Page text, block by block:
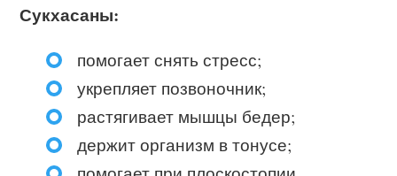
Сукхасаны:
помогает снять стресс;
укрепляет позвоночник;
растягивает мышцы бедер;
держит организм в тонусе;